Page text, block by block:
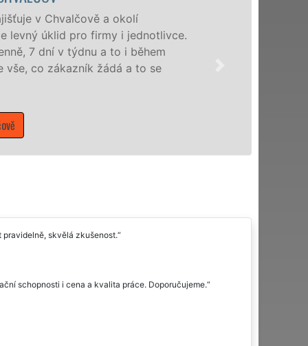
profesionální úklidové
skvělá zkušenost.
schopnosti i cena a kvalita práce. Doporučujeme.